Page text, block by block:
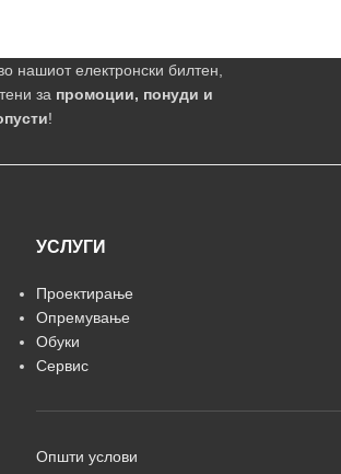
нашиот електронски билтен,
за промоции, понуди и
!
УСЛУГИ
Проектирање
Опремување
Обуки
Сервис
Општи услови